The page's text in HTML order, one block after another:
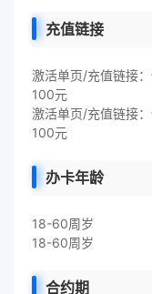
充值链接
激活单页/充值链接
100元
激活单页/充值链接
100元
办卡年龄
18-60周岁
18-60周岁
合约期